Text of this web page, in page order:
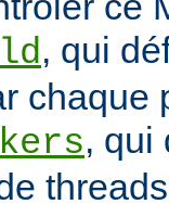
, qui
chaque
, qui